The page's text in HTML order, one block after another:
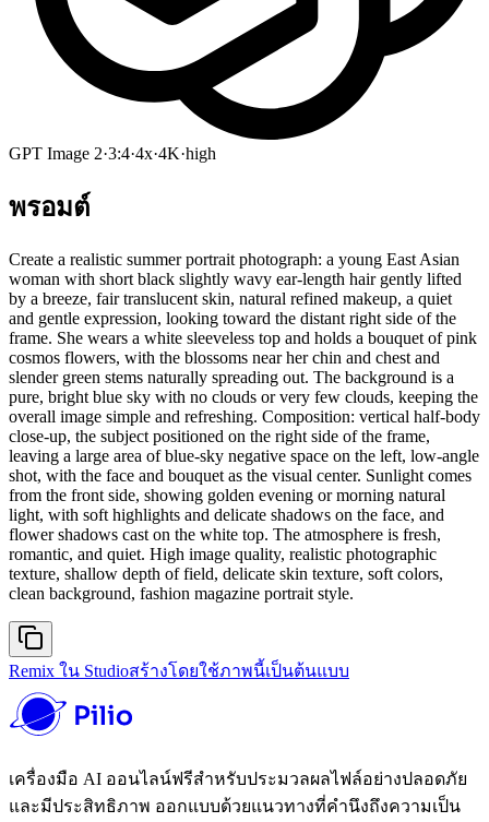
GPT Image 2·3:4·4x·4K·high
พรอมต์
Create a realistic summer portrait photograph: a young East Asian
woman with short black slightly wavy ear-length hair gently lifted
by a breeze, fair translucent skin, natural refined makeup, a quiet
and gentle expression, looking toward the distant right side of the
frame. She wears a white sleeveless top and holds a bouquet of pink
cosmos flowers, with the blossoms near her chin and chest and
slender green stems naturally spreading out. The background is a
pure, bright blue sky with no clouds or very few clouds, keeping the
overall image simple and refreshing. Composition: vertical half-body
close-up, the subject positioned on the right side of the frame,
leaving a large area of blue-sky negative space on the left, low-angle
shot, with the face and bouquet as the visual center. Sunlight comes
from the front side, showing golden evening or morning natural
light, with soft highlights and delicate shadows on the face, and
flower shadows cast on the white top. The atmosphere is fresh,
romantic, and quiet. High image quality, realistic photographic
texture, shallow depth of field, delicate skin texture, soft colors,
clean background, fashion magazine portrait style.
Remix ใน Studioสร้างโดยใช้ภาพนี้เป็นต้นแบบ
เครื่องมือ AI ออนไลน์ฟรีสำหรับประมวลผลไฟล์อย่างปลอดภัย
และมีประสิทธิภาพ ออกแบบด้วยแนวทางที่คำนึงถึงความเป็น